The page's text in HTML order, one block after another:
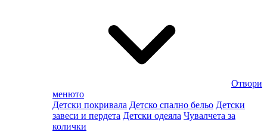
Отвори
менюто
Детски покривала Детско спално бельо Детски
завеси и пердета Детски одеяла Чувалчета за
колички